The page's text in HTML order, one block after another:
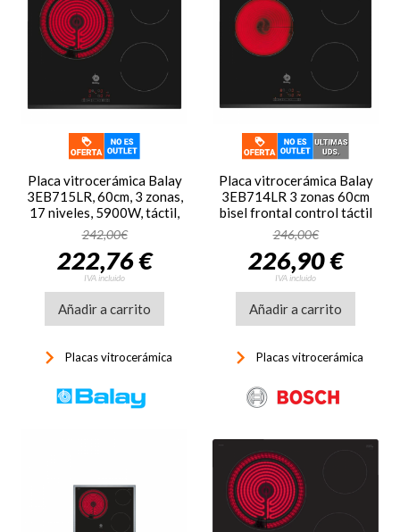
Placa vitrocerámica Balay
3EB715LR, 60cm, 3 zonas,
17 niveles, 5900W, táctil,
bisel frontal, negro
242,00€
222,76 €
IVA incluido
Añadir a carrito
keyboard_arrow_right Placas vitrocerámica
Placa vitrocerámica Balay
3EB714LR 3 zonas 60cm
bisel frontal control táctil
zona grande 24 cm,
programable 5700W negro
246,00€
226,90 €
IVA incluido
Añadir a carrito
keyboard_arrow_right Placas vitrocerámica